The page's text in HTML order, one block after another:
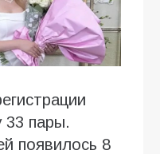
33 пары.
появилось 8